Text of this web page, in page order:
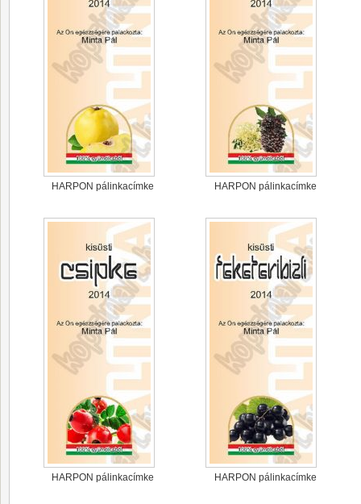
HARPON pálinkacímke HARPON pálinkacímke
HARPON pálinkacímke HARPON pálinkacímke